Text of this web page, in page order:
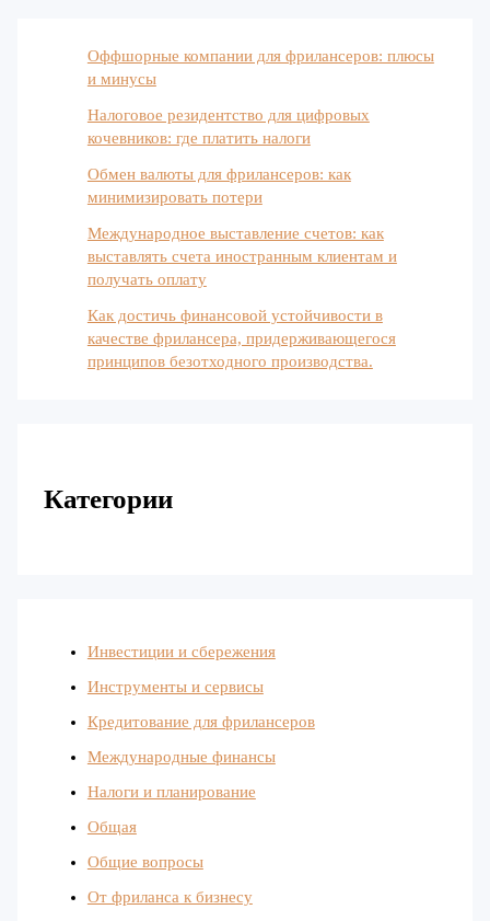
Оффшорные компании для фрилансеров: плюсы
и минусы
Налоговое резидентство для цифровых
кочевников: где платить налоги
Обмен валюты для фрилансеров: как
минимизировать потери
Международное выставление счетов: как
выставлять счета иностранным клиентам и
получать оплату
Как достичь финансовой устойчивости в
качестве фрилансера, придерживающегося
принципов безотходного производства.
Категории
Инвестиции и сбережения
Инструменты и сервисы
Кредитование для фрилансеров
Международные финансы
Налоги и планирование
Общая
Общие вопросы
От фриланса к бизнесу